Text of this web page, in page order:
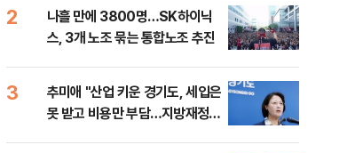
2
나흘 만에 3800명…SK하이닉
스, 3개 노조 묶는 통합노조 추진
3
추미애 "산업 키운 경기도, 세입은
못 받고 비용만 부담…지방재정